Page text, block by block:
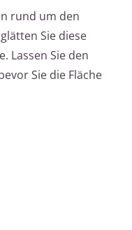
rund um den
Sie diese
Lassen Sie den
Sie die Fläche